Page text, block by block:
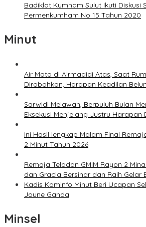
Badiklat Kumham Sulut Ikuti Diskusi
Permenkumham No 15 Tahun 2020
Minut
Air Mata di Airmadidi Atas, Saat
Dirobohkan, Harapan Keadilan
Sarwidi Melawan, Berpuluh Bulan
Eksekusi Menjelang Justru Harapan
Ini Hasil lengkap Malam Final
2 Minut Tahun 2026
Remaja Teladan GMIM Rayon 2
dan Gracia Bersinar dan Raih Gelar
Kadis Kominfo Minut Beri Ucapan
Joune Ganda
Minsel